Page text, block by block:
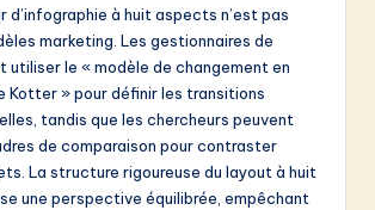
d’infographie à huit aspects n’est pas
marketing. Les gestionnaires de
utiliser le « modèle de changement en
Kotter » pour définir les transitions
tandis que les chercheurs peuvent
de comparaison pour contraster
La structure rigoureuse du layout à huit
une perspective équilibrée, empêchant